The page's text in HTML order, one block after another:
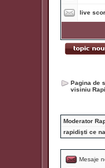
live
Pagina de
visiniu
Moderator
rapidişti ce
Mesaje